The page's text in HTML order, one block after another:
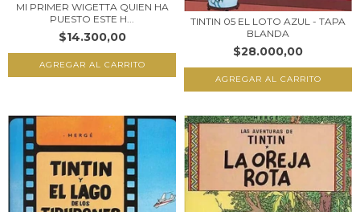
MI PRIMER WIGETTA QUIEN HA
PUESTO ESTE H...
$14.300,00
TINTIN 05 EL LOTO AZUL - TAPA
BLANDA
$28.000,00